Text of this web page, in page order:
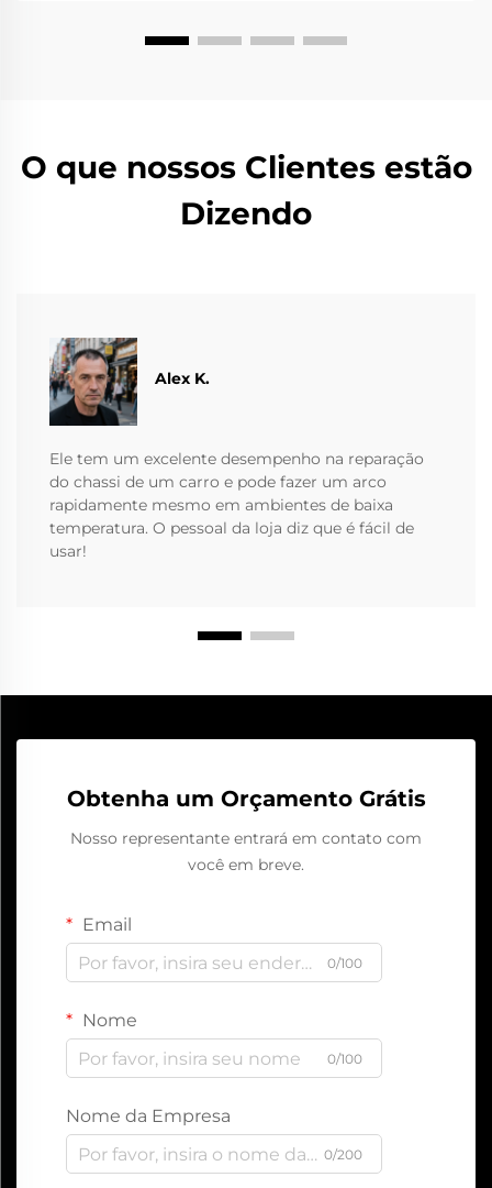
O que nossos Clientes estão
Dizendo
Alex K.
Ele tem um excelente desempenho na reparação
do chassi de um carro e pode fazer um arco
rapidamente mesmo em ambientes de baixa
temperatura. O pessoal da loja diz que é fácil de
usar!
Obtenha um Orçamento Grátis
Nosso representante entrará em contato com
você em breve.
Email
0/100
Nome
0/100
Nome da Empresa
0/200